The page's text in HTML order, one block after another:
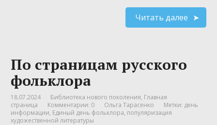
Читать далее
По страницам русского
фольклора
18.07.2024 Библиотека нового поколения, Главная
страница
Комментарии: 0 Ольга Тарасенко Метки: день
информации, Единый день фольклора, популяризация
художественной литературы